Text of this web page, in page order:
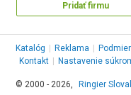
Pridať firmu
Katalóg Reklama
Kontakt
Nastavenie
© 2000 - 2026, Ringier